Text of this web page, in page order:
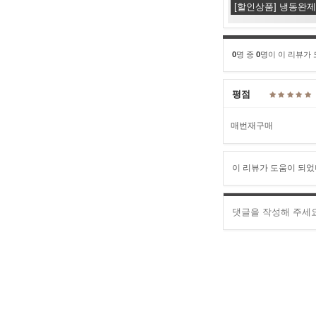
[할인상품] 냉동완
0명 중 0명이 이 리뷰가
평점
매번재구매
이 리뷰가 도움이 되